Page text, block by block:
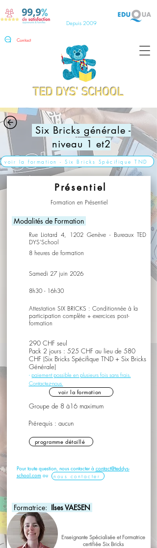
TED DYS' SCHOOL
Contact
Depuis 2009
Six Bricks générale -
niveau 1 et2
voir la formation - Six Bricks Spécifique TND
Présentiel
Formation en Présentiel
Modalités de Formation
​Rue Liotard 4, 1202 Genève - Bureaux TED
DYS'School
8 heures de formation
Samedi 27 juin 2026
8h30 - 16h30
Attestation SIX BRICKS : Conditionnée à la
participation complète + exercices post-
formation
290 CHF seul
Pack 2 jours : 525 CHF au lieu de 580
CHF (Six Bricks Spécifique TND + Six Bricks
Générale)
- paiement possible en plusieurs fois sans frais.
Contactez-nous
voir la formation
Groupe de 8 à16 maximum
Prérequis : aucun
programme détaillé
Enseignante Spécialisée et Formatrice
certifiée Six Bricks
Formatrice: Ilses VAESEN
Pour toute question, nous contacter à contact@teddys-
school.com ou nous contacter